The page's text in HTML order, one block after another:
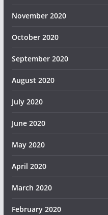
November 2020
October 2020
September 2020
August 2020
July 2020
June 2020
May 2020
April 2020
March 2020
February 2020